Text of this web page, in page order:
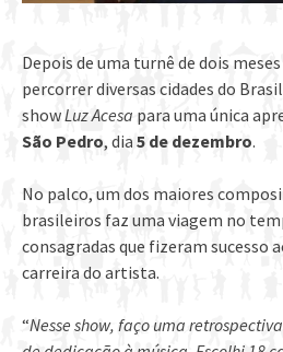
Depois de uma turnê de dois
percorrer diversas cidades do
showLuz Acesa para uma única
São Pedro, dia 5 de dezembro.
No palco, um dos maiores
brasileiros faz uma viagem no
consagradas que fizeram sucesso
carreira do artista.
“Nesse show, faço uma